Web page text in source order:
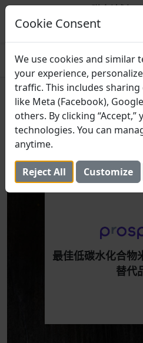
Prospre：膳食计划
基于宏的膳食计划
最佳低碳水化合
面替代品
2023年10月23日 （更新： 2025
最佳低碳水化合物
替代
Cookie Consent
We use cookies and similar
your experience,
traffic. This includes
like Meta (Facebook),
others. By clicking
technologies. You can
anytime.
Reject All Customize